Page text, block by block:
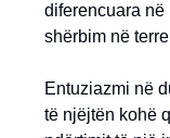
diferencuara në
shërbim në
Entuziazmi në
të njëjtën kohë